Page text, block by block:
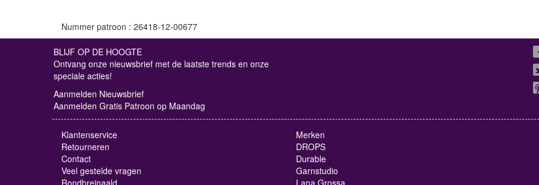
Nummer patroon : 26418-12-00677
BLIJF OP DE HOOGTE
Ontvang onze nieuwsbrief met de laatste trends en onze
speciale acties!
Aanmelden Nieuwsbrief
Aanmelden Gratis Patroon op Maandag
Klantenservice
Retourneren
Contact
Veel gestelde vragen
Merken
DROPS
Durable
Garnstudio